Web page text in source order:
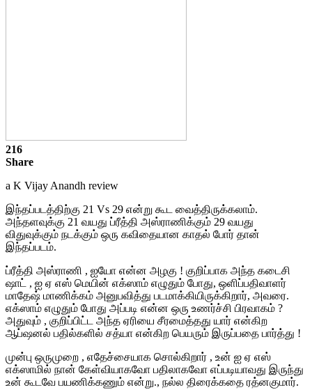
216
Share
a K Vijay Anandh review
இந்தப்படத்திற்கு 21 Vs 29 என்று கூட வைத்திருக்கலாம்.
அந்தளவுக்கு 21 வயது ப்ரீத்தி அஸ்ராணிக்கும் 29 வயது
விதுவுக்கும் நடக்கும் ஒரு கவிதையான காதல் போர் தான்
இந்தப்படம்.
ப்ரீத்தி அஸ்ராணி , ஐயோ என்ன அழகு ! குறிப்பாக அந்த கடைசி
ஷாட் , ஐ ஏ எஸ் மெயின் எக்ஸாம் எழுதும் போது, ஒளிப்பதிவாளர்
மாதேஷ் மாணிக்கம் அனுபவித்து படமாக்கியிருக்கிறார், அவரை.
எக்ஸாம் எழுதும் போது அப்படி என்ன ஒரு உணர்ச்சி பிரவாகம் ?
அதுவும் , குறிப்பிட்ட அந்த ஏரியை சீரமைத்தது யார் என்கிற
ஆப்ஷனல் பதில்களில் சத்யா என்கிற பெயரும் இருப்பதை பார்த்து !
முன்பு ஒருமுறை , எதேச்சையாக சொல்கிறார் , உன் ஐ ஏ எஸ்
எக்ஸாமில் நான் கேள்வியாகவோ பதிலாகவோ எப்படியாவது இருந்து
உன் கூடவே பயணிக்கணும் என்று., நல்ல திரைக்கதை ரத்னகுமார்.